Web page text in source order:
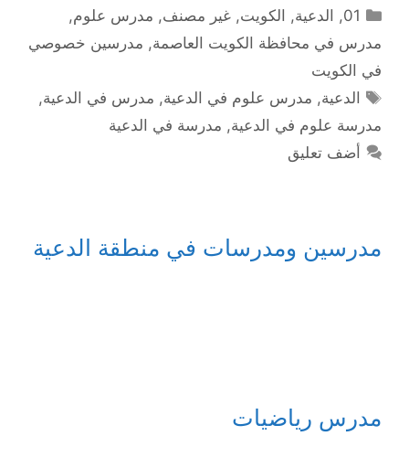
التصنيفات
01
, الدعية, الكويت,غير مصنف, مدرس علوم,
مدرس في محافظة الكويت العاصمة, مدرسين خصوصي
في الكويت
الوسوم
الدعية, مدرس علوم في الدعية, مدرس في الدعية,
مدرسة علوم في الدعية, مدرسة في الدعية
أضف تعليق
مدرسين ومدرسات في منطقة الدعية
مدرس رياضيات